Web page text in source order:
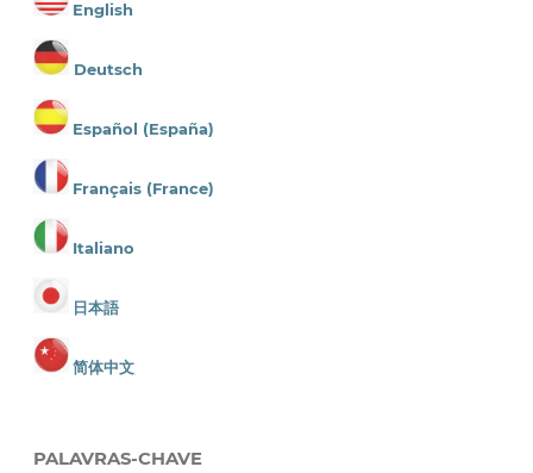
English
Deutsch
Español (España)
Français (France)
Italiano
日本語
简体中文
PALAVRAS-CHAVE